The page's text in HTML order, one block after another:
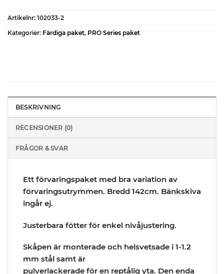
Artikelnr: 102033-2
Kategorier: Färdiga paket, PRO Series paket
BESKRIVNING
RECENSIONER (0)
FRÅGOR & SVAR
Ett förvaringspaket med bra variation av
förvaringsutrymmen. Bredd 142cm. Bänkskiva
ingår ej.
Justerbara fötter för enkel nivåjustering.
Skåpen är monterade och helsvetsade i 1-1.2
mm stål samt är
pulverlackerade för en reptålig yta. Den enda